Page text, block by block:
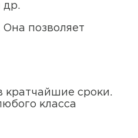
др.
позволяет
кратчайшие сроки.
класса